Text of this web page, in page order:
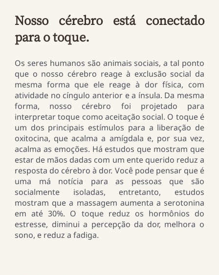
Nosso cérebro está conectado
para o toque.
Os seres humanos são animais sociais, a tal ponto
que o nosso cérebro reage à exclusão social da
mesma forma que ele reage à dor física, com
atividade no cíngulo anterior e a ínsula. Da mesma
forma, nosso cérebro foi projetado para
interpretar toque como aceitação social. O toque é
um dos principais estímulos para a liberação de
oxitocina, que acalma a amígdala e, por sua vez,
acalma as emoções. Há estudos que mostram que
estar de mãos dadas com um ente querido reduz a
resposta do cérebro à dor. Você pode pensar que é
uma má notícia para as pessoas que são
socialmente isoladas, entretanto, estudos
mostram que a massagem aumenta a serotonina
em até 30%. O toque reduz os hormônios do
estresse, diminui a percepção da dor, melhora o
sono, e reduz a fadiga.